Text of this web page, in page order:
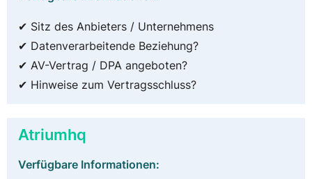
✔ Sitz des Anbieters / Unternehmens
✔ Datenverarbeitende Beziehung?
✔ AV-Vertrag / DPA angeboten?
✔ Hinweise zum Vertragsschluss?
Atriumhq
Verfügbare Informationen: